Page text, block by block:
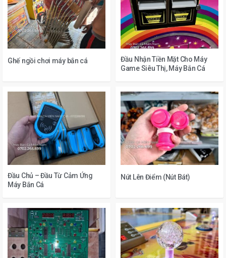
Ghế ngồi chơi máy bắn cá
Đầu Nhận Tiền Mặt Cho Máy
Game Siêu Thị, Máy Bắn Cá
Đầu Chủ – Đầu Từ Cảm Ứng
Máy Bắn Cá
Nút Lên Điểm (Nút Bát)